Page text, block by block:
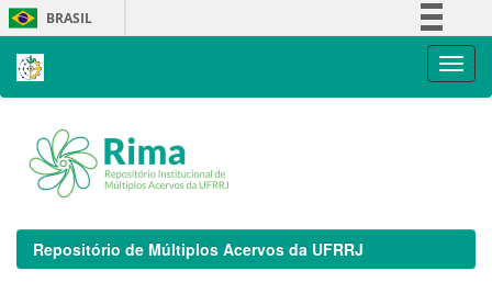
Skip
navigation
BRASIL
Repositório de Múltiplos Acervos da UFRRJ